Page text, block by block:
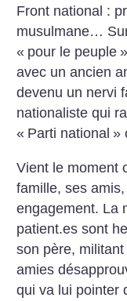
Front national :
musulmane…
« pour le peuple »
avec un ancien
devenu un nervi
nationaliste qui
« Parti national »
Vient le moment
famille, ses
engagement. La
patient.es sont
son père,
amies
qui va lui pointer